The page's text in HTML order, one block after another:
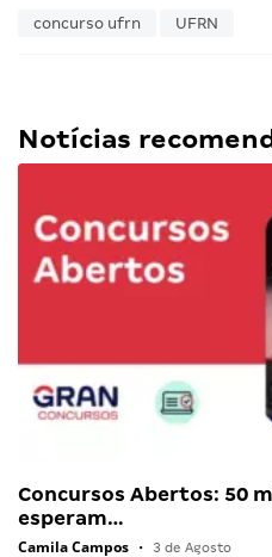
concurso ufrn UFRN
Notícias
Concursos Abertos: 50
esperam…
Camila Campos • 3 de Agosto